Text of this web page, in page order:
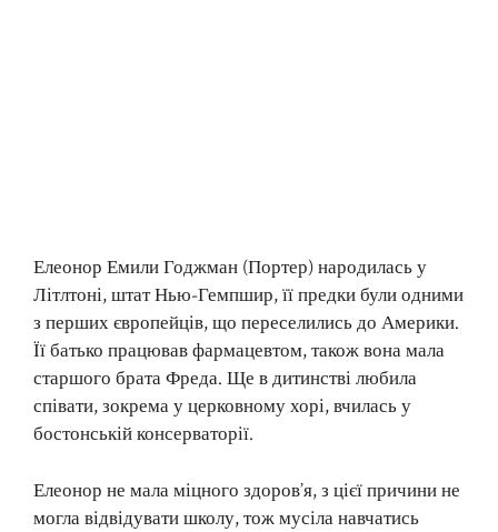
Елеонор Емили Годжман (Портер) народилась у
Літлтоні, штат Нью-Гемпшир, її предки були одними
з перших європейців, що переселились до Америки.
Її батько працював фармацевтом, також вона мала
старшого брата Фреда. Ще в дитинстві любила
співати, зокрема у церковному хорі, вчилась у
бостонській консерваторії.
Елеонор не мала міцного здоров’я, з цієї причини не
могла відвідувати школу, тож мусіла навчатись